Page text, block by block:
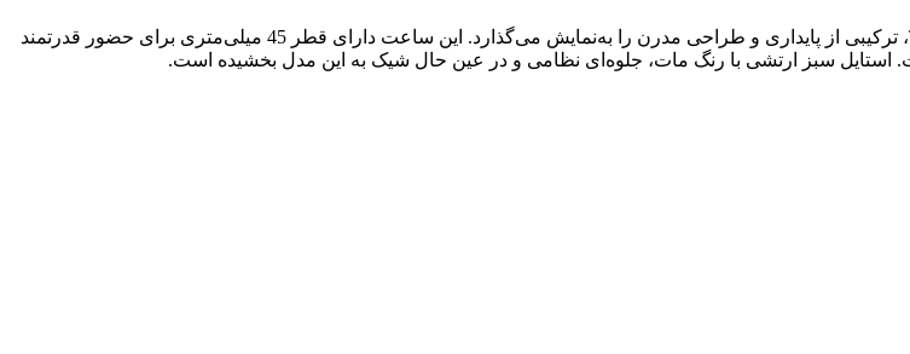
ساعت مردانه CAT مدل LQ.161.23.332 با قاب ساخته‌شده از پلاستیک بازیافتی Tide Ocean، ترکیبی از پایداری و طراحی مدرن را به‌نمایش می‌گذارد. این ساعت دارای قطر 45 میلی‌متری برای حضور قدرتمند